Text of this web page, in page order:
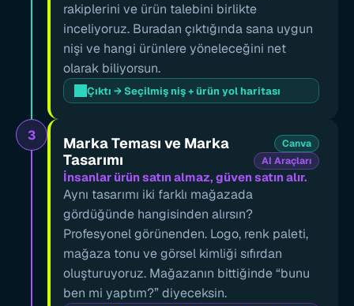
rakiplerini ve ürün talebini birlikte
inceliyoruz. Buradan çıktığında sana uygun
nişi ve hangi ürünlere yöneleceğini net
olarak biliyorsun.
Çıktı → Seçilmiş niş + ürün yol haritası
3
Marka Teması ve Marka
Tasarımı
Canva
AI Araçları
İnsanlar ürün satın almaz, güven satın alır.
Aynı tasarımı iki farklı mağazada
gördüğünde hangisinden alırsın?
Profesyonel görünenden. Logo, renk paleti,
mağaza tonu ve görsel kimliği sıfırdan
oluşturuyoruz. Mağazanın bittiğinde “bunu
ben mi yaptım?” diyeceksin.